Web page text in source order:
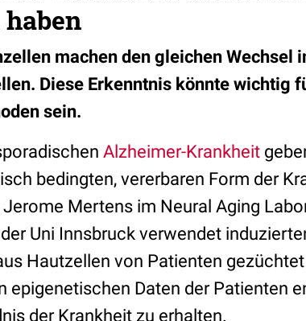
machen den gleichen Wechsel
Diese Erkenntnis könnte wichtig
sein.
Alzheimer-Krankheit
bedingten, vererbaren Form der
Mertens im Neural Aging
Uni Innsbruck verwendet
Hautzellen von Patienten
epigenetischen Daten der Patienten
der Krankheit zu erhalten.